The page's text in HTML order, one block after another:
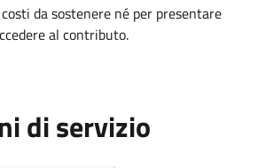
da sostenere né per presentare
al contributo.
di servizio